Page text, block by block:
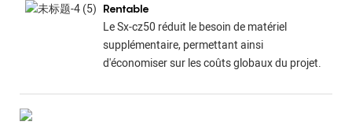
Rentable
Le Sx-cz50 réduit le besoin de matériel
supplémentaire, permettant ainsi
d'économiser sur les coûts globaux du projet.